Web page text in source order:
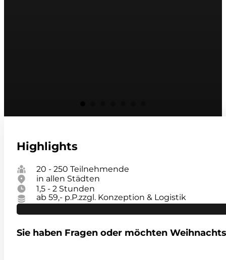
Highlights
20 - 250 Teilnehmende
in allen Städten
1,5 - 2 Stunden
ab 59,- p.P.zzgl. Konzeption & Logistik
Sie haben Fragen oder möchten